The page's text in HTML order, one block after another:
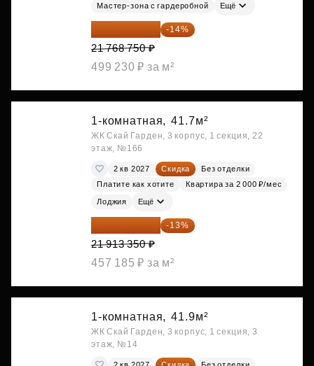
Мастер-зона с гардеробной Ещё
18 721 125 ₽ -14%
21 768 750 ₽
499 230 ₽ за м²
1-комнатная, 41.7м²
ЖК Скай Гарден, 3 корпус, 1 секция, 22
этаж, №166
2 кв 2027 Скидка
Без отделки
Платите как хотите
Квартира за 2 000 ₽/мес
Лоджия Ещё
19 064 615 ₽ -13%
21 913 350 ₽
457 185 ₽ за м²
1-комнатная, 41.9м²
ЖК Скай Гарден, 3 корпус, 1 секция, 3
этаж, №14
2 кв 2027 Скидка Без отделки